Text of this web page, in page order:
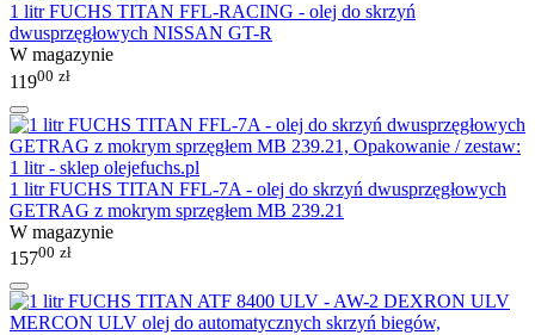
1 litr FUCHS TITAN FFL-RACING - olej do skrzyń
dwusprzęgłowych NISSAN GT-R
W magazynie
11900 zł
1 litr FUCHS TITAN FFL-7A - olej do skrzyń dwusprzęgłowych
GETRAG z mokrym sprzęgłem MB 239.21
W magazynie
15700 zł